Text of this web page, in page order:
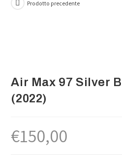
Prodotto precedente
Air Max 97 Silver
(2022)
€150,00